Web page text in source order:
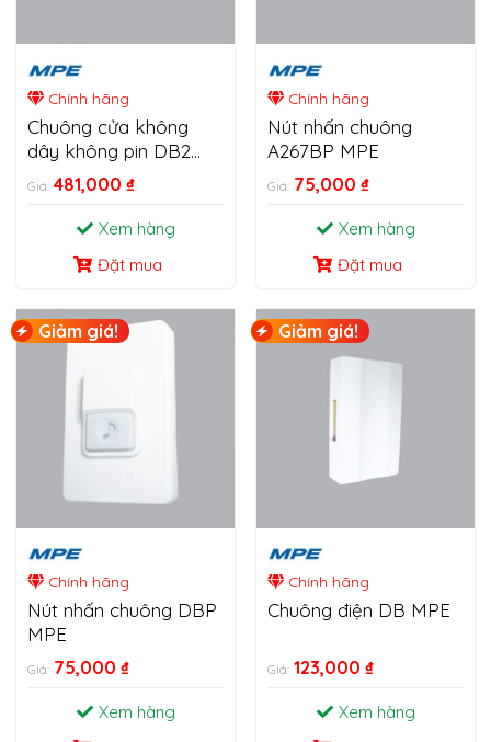
Chính hãng
Chuông cửa không
dây không pin DB2
MPE
Giá: 481,000 ₫
Xem hàng
Đặt mua
Chính hãng
Nút nhấn chuông
A267BP MPE
Giá: 75,000 ₫
Xem hàng
Đặt mua
Giảm giá!
Chính hãng
Nút nhấn chuông DBP
MPE
Giá: 75,000 ₫
Xem hàng
Giảm giá!
Chính hãng
Chuông điện DB MPE
Giá: 123,000 ₫
Xem hàng